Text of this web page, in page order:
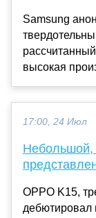
Samsung
высокая
17:00, 24 Июл
Небольшой,
OPPO K15,
дебютировал